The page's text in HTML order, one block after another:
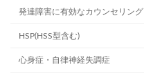
発達障害に有効なカウンセリング
HSP(HSS型含む)
心身症・自律神経失調症